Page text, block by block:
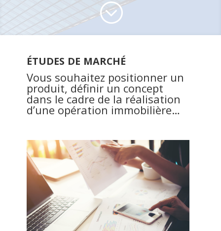
;
ÉTUDES DE MARCHÉ
Vous souhaitez positionner un
produit, définir un concept
dans le cadre de la réalisation
d’une opération immobilière…